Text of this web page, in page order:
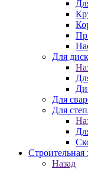
Для
Для
Для
Строительная
Назад